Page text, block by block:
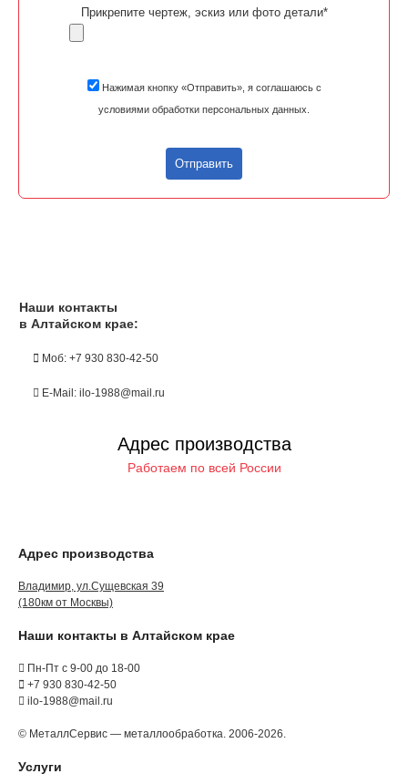
Прикрепите чертеж, эскиз или фото детали*
Нажимая кнопку «Отправить», я соглашаюсь с
условиями обработки персональных данных.
Отправить
Наши контакты
в Алтайском крае:
Моб: +7 930 830-42-50
E-Mail: ilo-1988@mail.ru
Адрес производства
Работаем по всей России
Адрес производства
Владимир, ул.Сущевская 39
(180км от Москвы)
Наши контакты в Алтайском крае
Пн-Пт с 9-00 до 18-00
+7 930 830-42-50
ilo-1988@mail.ru
© МеталлСервис — металлообработка. 2006-2026.
Услуги